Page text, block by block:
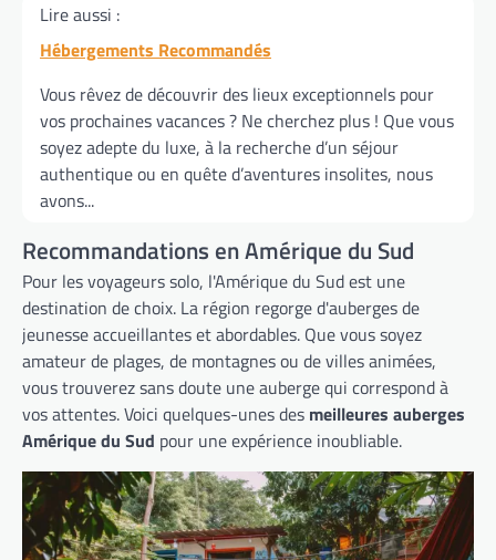
Lire aussi :
Hébergements Recommandés
Vous rêvez de découvrir des lieux exceptionnels pour
vos prochaines vacances ? Ne cherchez plus ! Que vous
soyez adepte du luxe, à la recherche d’un séjour
authentique ou en quête d’aventures insolites, nous
avons...
Recommandations en Amérique du Sud
Pour les voyageurs solo, l'Amérique du Sud est une
destination de choix. La région regorge d'auberges de
jeunesse accueillantes et abordables. Que vous soyez
amateur de plages, de montagnes ou de villes animées,
vous trouverez sans doute une auberge qui correspond à
vos attentes. Voici quelques-unes des meilleures auberges
Amérique du Sud pour une expérience inoubliable.